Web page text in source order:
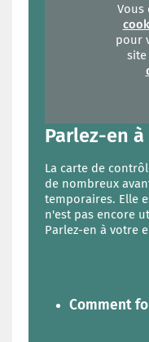
Vous
pour
site
Parlez-en
La carte de
de nombreux
temporaires. Elle
n'est pas encore
Parlez-en à votre
Comment